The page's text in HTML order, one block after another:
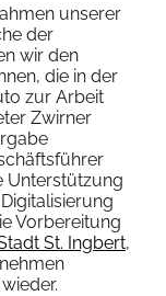
unserer
der
wir den
die in der
zur Arbeit
Zwirner
Unterstützung
Vorbereitung
St. Ingbert,